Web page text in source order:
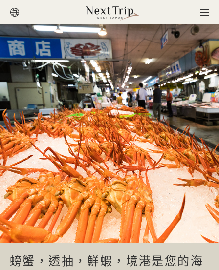
螃蟹，透抽，鮮蝦，境港是您的海